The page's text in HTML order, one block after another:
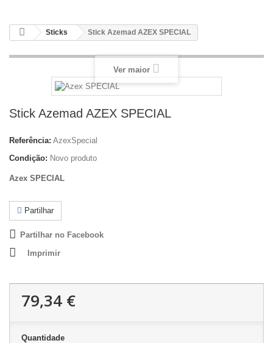
Sticks Stick Azemad AZEX SPECIAL
Ver maior
Stick Azemad AZEX SPECIAL
Referência: AzexSpecial
Condição: Novo produto
Azex SPECIAL
Partilhar
Partilhar no Facebook
Imprimir
79,34 €
Quantidade